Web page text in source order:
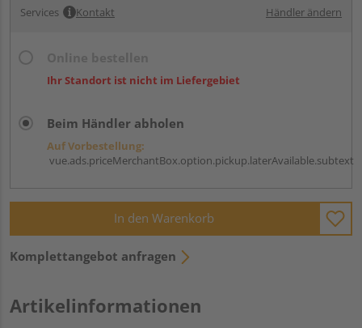
Services Kontakt Händler ändern
Ihr Standort ist nicht im Liefergebiet
Beim Händler abholen
Auf Vorbestellung:
vue.ads.priceMerchantBox.option.pickup.laterAvailable.subtext
In den Warenkorb
Komplettangebot anfragen
Artikelinformationen